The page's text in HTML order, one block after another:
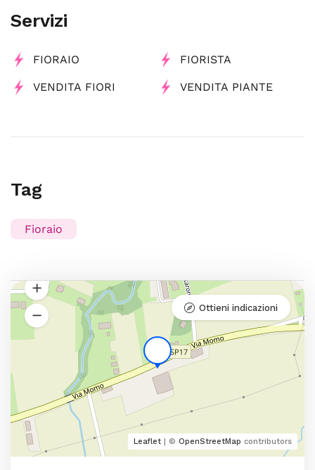
Servizi
FIORAIO FIORISTA
VENDITA FIORI VENDITA PIANTE
Tag
Fioraio
Leaflet | © OpenStreetMap contributors
Ottieni indicazioni